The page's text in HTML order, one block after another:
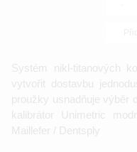
Systém nikl-titanových
vytvořit dostavbu
proužky usnadňuje výběr
kalibrátor Unimetric
Maillefer / Dentsply